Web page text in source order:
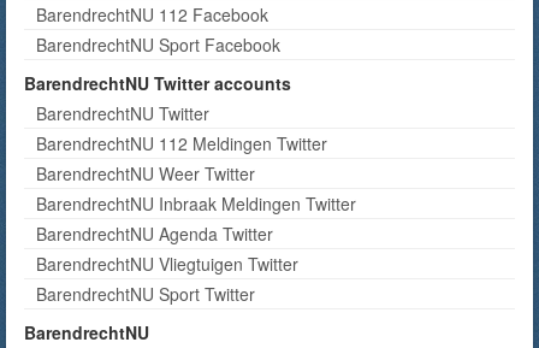
BarendrechtNU 112 Facebook
BarendrechtNU Sport Facebook
BarendrechtNU Twitter accounts
BarendrechtNU Twitter
BarendrechtNU 112 Meldingen Twitter
BarendrechtNU Weer Twitter
BarendrechtNU Inbraak Meldingen Twitter
BarendrechtNU Agenda Twitter
BarendrechtNU Vliegtuigen Twitter
BarendrechtNU Sport Twitter
BarendrechtNU